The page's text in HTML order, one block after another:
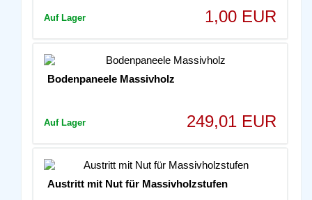
Auf Lager 1,00 EUR
Bodenpaneele Massivholz
Auf Lager 249,01 EUR
Austritt mit Nut für Massivholzstufen